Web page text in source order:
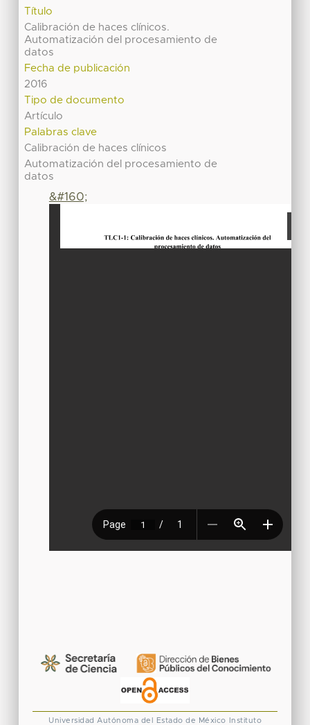
Título
Calibración de haces clínicos.
Automatización del procesamiento de
datos
Fecha de publicación
2016
Tipo de documento
Artículo
Palabras clave
Calibración de haces clínicos
Automatización del procesamiento de
datos
&#160;
Universidad Autónoma del Estado de México Instituto